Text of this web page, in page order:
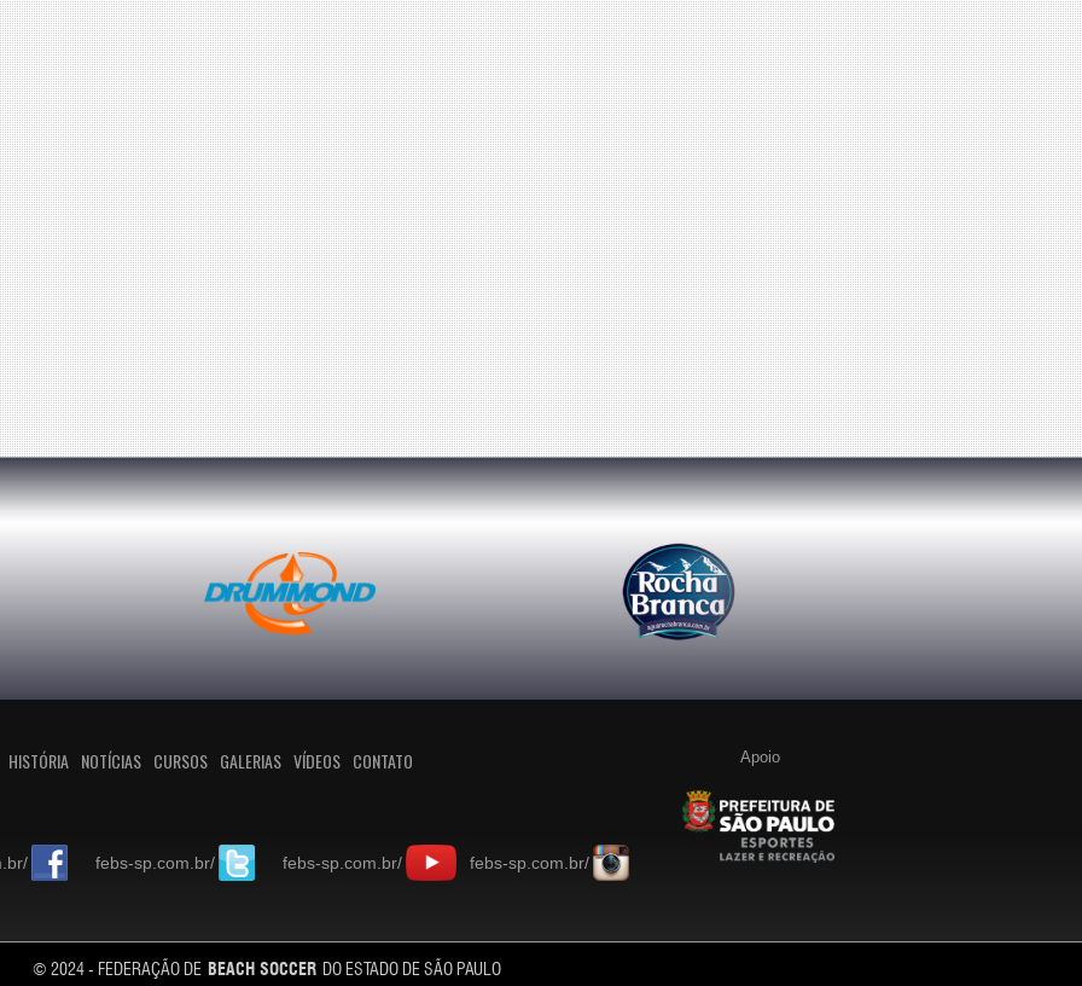
HISTÓRIA NOTÍCIAS CURSOS GALERIAS VÍDEOS CONTATO
febs-sp.com.br/ febs-sp.com.br/ febs-sp.com.br/
Apoio
© 2024 - FEDERAÇÃO DE BEACH SOCCER DO ESTADO DE SÃO PAULO